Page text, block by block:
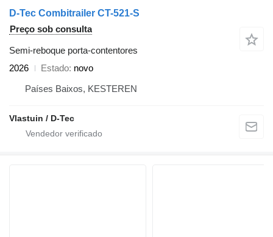
D-Tec Combitrailer CT-521-S
Preço sob consulta
Semi-reboque porta-contentores
2026
Estado novo
Países Baixos, KESTEREN
Vlastuin / D-Tec